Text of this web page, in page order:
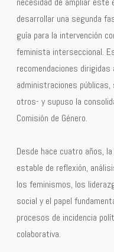
desarrollar una segunda
guía para la intervención
feminista interseccional.
recomendaciones
administraciones
otros- y supuso la
Comisión de Género.
Desde hace cuatro años,
estable de reflexión,
los feminismos, los
social y el papel
procesos de incidencia
colaborativa.